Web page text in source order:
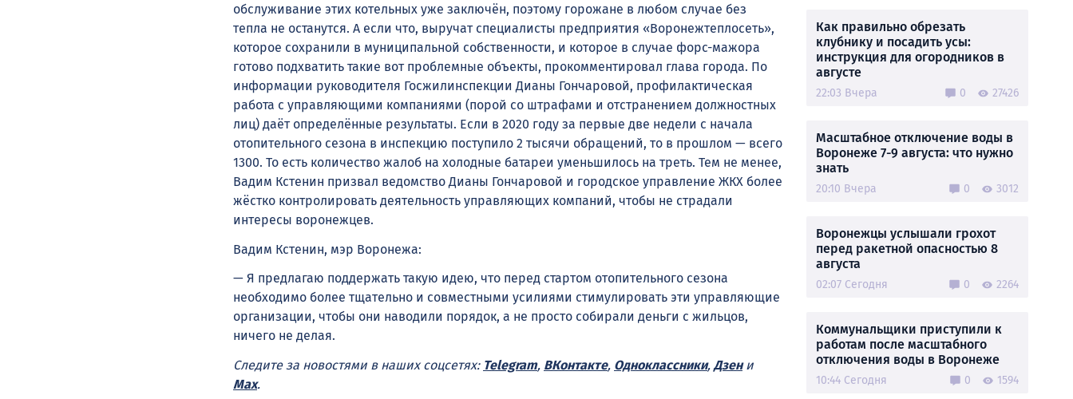
обслуживание этих котельных уже заключён, поэтому горожане в любом случае без
тепла не останутся. А если что, выручат специалисты предприятия «Воронежтеплосеть»,
которое сохранили в муниципальной собственности, и которое в случае форс-мажора
готово подхватить такие вот проблемные объекты, прокомментировал глава города. По
информации руководителя Госжилинспекции Дианы Гончаровой, профилактическая
работа с управляющими компаниями (порой со штрафами и отстранением должностных
лиц) даёт определённые результаты. Если в 2020 году за первые две недели с начала
отопительного сезона в инспекцию поступило 2 тысячи обращений, то в прошлом — всего
1300. То есть количество жалоб на холодные батареи уменьшилось на треть. Тем не менее,
Вадим Кстенин призвал ведомство Дианы Гончаровой и городское управление ЖКХ более
жёстко контролировать деятельность управляющих компаний, чтобы не страдали
интересы воронежцев.
Вадим Кстенин, мэр Воронежа:
— Я предлагаю поддержать такую идею, что перед стартом отопительного сезона
необходимо более тщательно и совместными усилиями стимулировать эти управляющие
организации, чтобы они наводили порядок, а не просто собирали деньги с жильцов,
ничего не делая.
Следите за новостями в наших соцсетях: Telegram, ВКонтакте, Одноклассники, Дзени
Max.
Как правильно обрезать
клубнику и посадить усы:
инструкция для огородников в
августе
22:03 Вчера 0 27426
Масштабное отключение воды в
Воронеже 7-9 августа: что нужно
знать
20:10 Вчера 0 3012
Воронежцы услышали грохот
перед ракетной опасностью 8
августа
02:07 Сегодня 0 2264
Коммунальщики приступили к
работам после масштабного
отключения воды в Воронеже
10:44 Сегодня 0 1594